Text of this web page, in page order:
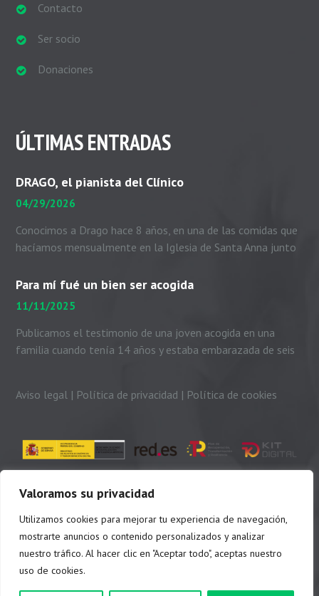
Valoramos su privacidad
Utilizamos cookies para mejorar tu experiencia de navegación,
mostrarte anuncios o contenido personalizados y analizar
nuestro tráfico. Al hacer clic en "Aceptar todo", aceptas nuestro
uso de cookies.
Contacto
Ser socio
Donaciones
ÚLTIMAS ENTRADAS
DRAGO, el pianista del Clínico
04/29/2026
Conocimos a Drago hace 8 años, en una de las comidas que
hacíamos mensualmente en la Iglesia de Santa Anna junto
Para mí fué un bien ser acogida
11/11/2025
Publicamos el testimonio de una joven acogida en una
familia cuando tenía 14 años y estaba embarazada de seis
Aviso legal | Política de privacidad | Política de cookies